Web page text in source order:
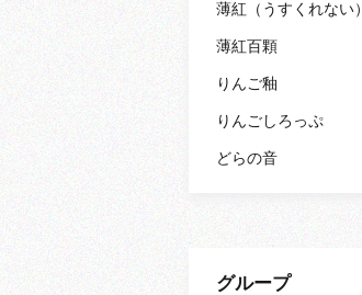
薄紅（うすくれない）
薄紅百顆
りんご釉
りんごしろっぷ
どらの音
グループ